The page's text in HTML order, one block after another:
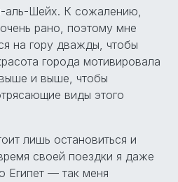
аль-Шейх. К сожалению,
рано, поэтому мне
на гору дважды, чтобы
города мотивировала
и выше, чтобы
виды этого
лишь остановиться и
своей поездки я даже
Египет — так меня